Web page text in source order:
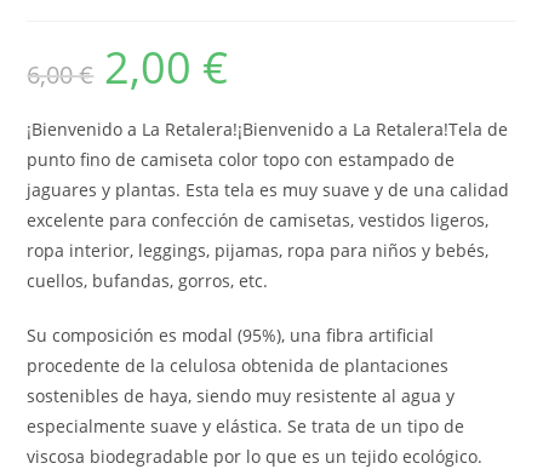
6,00€
El
precio
original
6,00 €.
2,00 €
2,00 €.
¡Bienvenido a La Retalera!¡Bienvenido a La Retalera!Tela de
punto fino de camiseta color topo con estampado de
jaguares y plantas. Esta tela es muy suave y de una calidad
excelente para confección de camisetas, vestidos ligeros,
ropa interior, leggings, pijamas, ropa para niños y bebés,
cuellos, bufandas, gorros, etc.
Su composición es modal (95%), una fibra artificial
procedente de la celulosa obtenida de plantaciones
sostenibles de haya, siendo muy resistente al agua y
especialmente suave y elástica. Se trata de un tipo de
viscosa biodegradable por lo que es un tejido ecológico.